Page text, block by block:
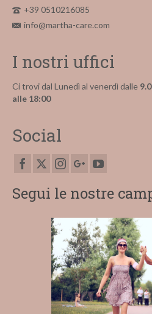
+39 0510216085
info@martha-care.com
I nostri uffici
Ci trovi dal Lunedì al venerdì dalle
alle 18:00
Social
Segui le nostre